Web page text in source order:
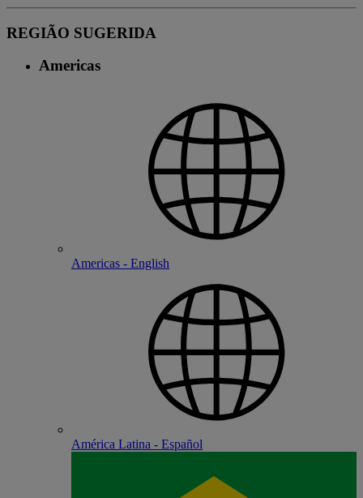
REGIÃO SUGERIDA
Americas
Americas - English
América Latina - Español